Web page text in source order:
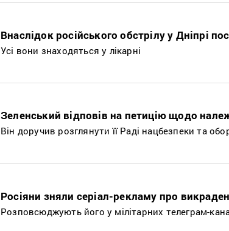
Внаслідок російського обстрілу у Дніпрі
Усі вони знаходяться у лікарні
Зеленський відповів на петицію щодо
Він доручив розглянути її Раді нацбезпеки та
Росіяни зняли серіал-рекламу про
Розповсюджують його у мілітарних телеграм-